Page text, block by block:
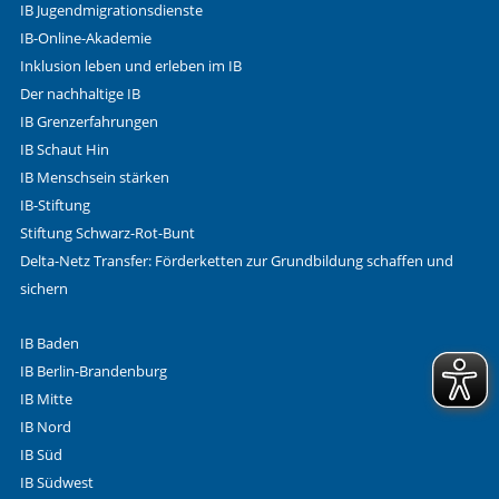
IB Jugendmigrationsdienste
IB-Online-Akademie
Inklusion leben und erleben im IB
Der nachhaltige IB
IB Grenzerfahrungen
IB Schaut Hin
IB Menschsein stärken
IB-Stiftung
Stiftung Schwarz-Rot-Bunt
Delta-Netz Transfer: Förderketten zur Grundbildung schaffen und
sichern
IB Baden
IB Berlin-Brandenburg
IB Mitte
IB Nord
IB Süd
IB Südwest